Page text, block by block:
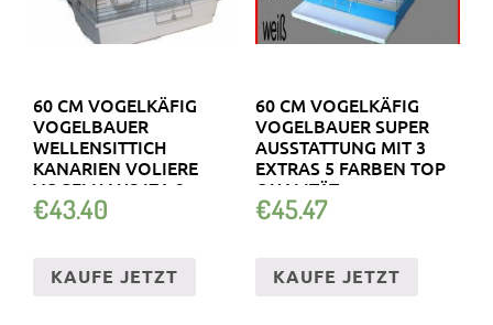
60 CM VOGELKÄFIG
VOGELBAUER
WELLENSITTICH
KANARIEN VOLIERE
VOGELHAUS IZA 2
OHNE
€43.40
KAUFE JETZT
60 CM VOGELKÄFIG
VOGELBAUER SUPER
AUSSTATTUNG MIT 3
EXTRAS 5 FARBEN TOP
QUALITÄT
€45.47
KAUFE JETZT